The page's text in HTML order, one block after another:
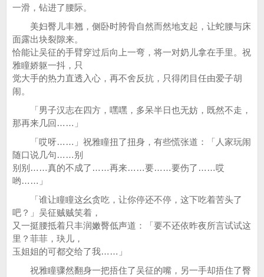
一滑，钻进了腰际。
美妇臀儿丰翘，侧卧时胯骨自然而然地支起，让蛇腰与床
面露出块裂隙来。
恰能让吴征的手臂穿过后向上一弯，将一对奶儿拿在手里。祝
雅瞳娇躯一抖，只
觉大手的热力直透入心，再不舍反抗，只得闭目任由爱子胡
闹。
「男子汉志在四方，嘿嘿，多呆半日也无妨，既然不走，
那再来几回……」
「哎呀……」祝雅瞳扭了扭身，有些慌张道：「人家玩闹
随口说几句……别
别别……真的不成了……再来……要……要伤了……哎
哟……」
「谁让瞳瞳这幺贪吃，让你停还不停，这下吃着苦头了
吧？」吴征贼贼笑着，
又一挺腰抵着只丰润嫩臀低声道：「要不还依昨夜所言试试这
里？菲菲，玦儿，
玉姐姐的可都交给了我……」
祝雅瞳骤然翻身一把捂住了吴征的嘴，另一手却捂住了臀